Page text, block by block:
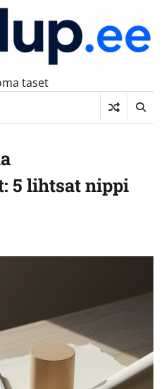
taset
5 lihtsat nippi